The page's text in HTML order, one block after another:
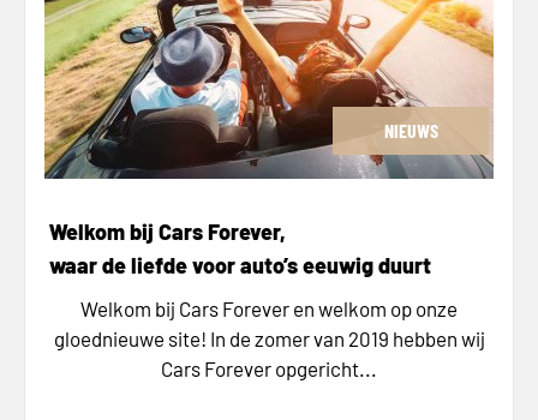
NIEUWS
Welkom bij Cars Forever,
waar de liefde voor auto’s eeuwig duurt
Welkom bij Cars Forever en welkom op onze
gloednieuwe site! In de zomer van 2019 hebben wij
Cars Forever opgericht...